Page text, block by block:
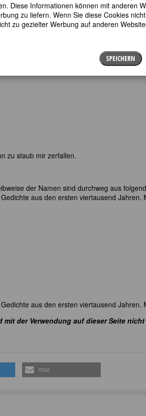
zu staub mir zerfallen.
der Namen sind durchweg aus
aus den ersten viertausend Jahren.
aus den ersten viertausend Jahren.
der Verwendung auf dieser Seite
mail
Diese Informationen können mit anderen
zu liefern. Wenn Sie diese Cookies
zu gezielter Werbung auf anderen
SPEICHERN